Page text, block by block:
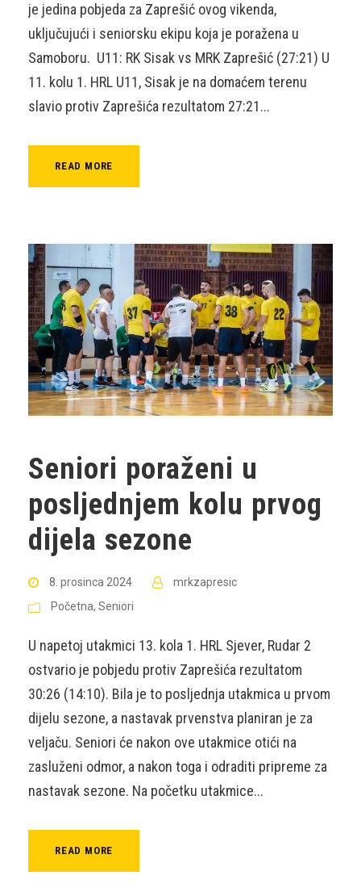
je jedina pobjeda za Zaprešić ovog vikenda,
uključujući i seniorsku ekipu koja je poražena u
Samoboru. U11: RK Sisak vs MRK Zaprešić (27:21) U
11. kolu 1. HRL U11, Sisak je na domaćem terenu
slavio protiv Zaprešića rezultatom 27:21...
READ MORE
Seniori poraženi u
posljednjem kolu prvog
dijela sezone
8. prosinca 2024
mrkzapresic
Početna, Seniori
U napetoj utakmici 13. kola 1. HRL Sjever, Rudar 2
ostvario je pobjedu protiv Zaprešića rezultatom
30:26 (14:10). Bila je to posljednja utakmica u prvom
dijelu sezone, a nastavak prvenstva planiran je za
veljaču. Seniori će nakon ove utakmice otići na
zasluženi odmor, a nakon toga i odraditi pripreme za
nastavak sezone. Na početku utakmice...
READ MORE